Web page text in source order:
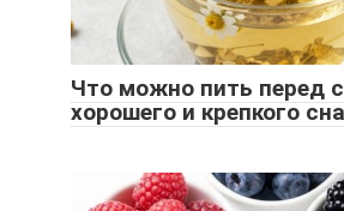
Что можно пить перед
хорошего и крепкого сна